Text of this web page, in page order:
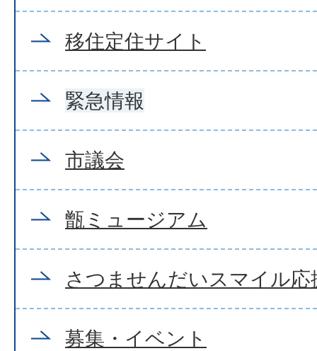
移住定住サイト
緊急情報
市議会
甑ミュージアム
さつませんだいスマイル応
募集・イベント